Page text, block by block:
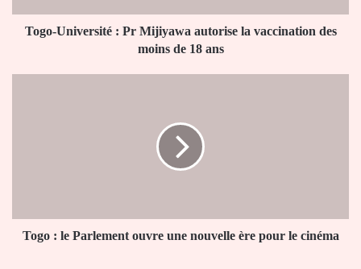
des
moins
Togo-Université : Pr Mijiyawa autorise la vaccination des
moins de 18 ans
pour
Togo : le Parlement ouvre une nouvelle ère pour le cinéma